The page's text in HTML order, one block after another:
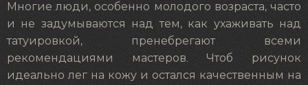
Многие люди, особенно молодого возраста, часто
и не задумываются над тем, как ухаживать над
татуировкой, пренебрегают всеми
рекомендациями мастеров. Чтоб рисунок
идеально лег на кожу и остался качественным на